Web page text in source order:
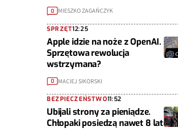
0 MIESZKO ZAGAŃCZYK
SPRZĘT12:25
Apple idzie na noże z OpenAI.
Sprzętowa rewolucja
wstrzymana?
0 MACIEJ SIKORSKI
BEZPIECZEŃSTWO11:52
Ubijali strony za pieniądze.
Chłopaki posiedzą nawet 8 lat